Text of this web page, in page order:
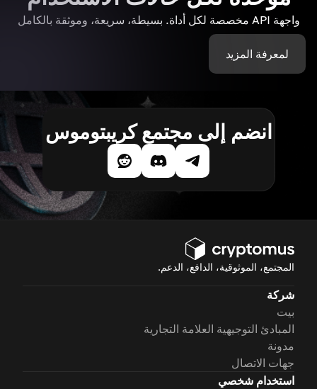
واجهة API مخصصة لكل أداة. بسيطة، سريعة، وموثقة بالكامل
لمعرفة المزيد
انضم إلى مجتمع كريبتوموس
المجتمع، الموثوقية، الدافع، الدعم.
شركة
بيت
المبادئ التوجيهية العلامة التجارية
مدونة
جهات الاتصال
استخدام شخصي